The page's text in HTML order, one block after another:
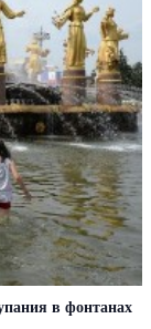
в фонтанах